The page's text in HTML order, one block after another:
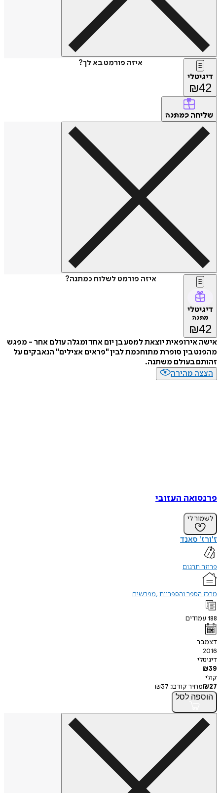
איזה פורמט בא לך?
דיגיטלי
₪42
שליחה כמתנה
איזה פורמט לשלוח כמתנה?
דיגיטלי
מתנה
₪42
אישה אירופאית יוצאת למסע בן יום אחד ומגלה עולם אחר - מפגש
מהפנט בין סופרת מתוחכמת לבין "פראים אצילים" הנאבקים על
זהותם בעולם משתנה.
הצצה מהירה
פרנסואה העזובי
לשמור לי
ז'ורז' סאנד
פרוזה תרגום
מרכז הספר והספריות מפרשים
188עמודים
דצמבר
2016
דיגיטלי
₪39
קולי
₪27 מחיר קודם: ₪37
הוספה לסל